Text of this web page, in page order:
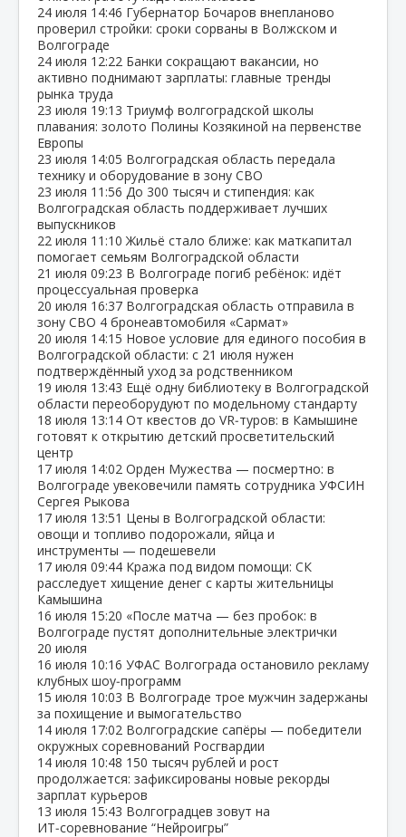
24 июля 14:46 Губернатор Бочаров внепланово
проверил стройки: сроки сорваны в Волжском и
Волгограде
24 июля 12:22 Банки сокращают вакансии, но
активно поднимают зарплаты: главные тренды
рынка труда
23 июля 19:13 Триумф волгоградской школы
плавания: золото Полины Козякиной на первенстве
Европы
23 июля 14:05 Волгоградская область передала
технику и оборудование в зону СВО
23 июля 11:56 До 300 тысяч и стипендия: как
Волгоградская область поддерживает лучших
выпускников
22 июля 11:10 Жильё стало ближе: как маткапитал
помогает семьям Волгоградской области
21 июля 09:23 В Волгограде погиб ребёнок: идёт
процессуальная проверка
20 июля 16:37 Волгоградская область отправила в
зону СВО 4 бронеавтомобиля «Сармат»
20 июля 14:15 Новое условие для единого пособия в
Волгоградской области: с 21 июля нужен
подтверждённый уход за родственником
19 июля 13:43 Ещё одну библиотеку в Волгоградской
области переоборудуют по модельному стандарту
18 июля 13:14 От квестов до VR‑туров: в Камышине
готовят к открытию детский просветительский
центр
17 июля 14:02 Орден Мужества — посмертно: в
Волгограде увековечили память сотрудника УФСИН
Сергея Рыкова
17 июля 13:51 Цены в Волгоградской области:
овощи и топливо подорожали, яйца и
инструменты — подешевели
17 июля 09:44 Кража под видом помощи: СК
расследует хищение денег с карты жительницы
Камышина
16 июля 15:20 «После матча — без пробок: в
Волгограде пустят дополнительные электрички
20 июля
16 июля 10:16 УФАС Волгограда остановило рекламу
клубных шоу‑программ
15 июля 10:03 В Волгограде трое мужчин задержаны
за похищение и вымогательство
14 июля 17:02 Волгоградские сапёры — победители
окружных соревнований Росгвардии
14 июля 10:48 150 тысяч рублей и рост
продолжается: зафиксированы новые рекорды
зарплат курьеров
13 июля 15:43 Волгоградцев зовут на
ИТ‑соревнование “Нейроигры”